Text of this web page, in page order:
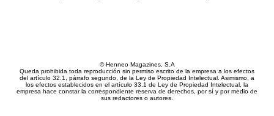
© Henneo Magazines, S.A
Queda prohibida toda reproducción sin permiso escrito de la empresa a los efectos
del artículo 32.1, párrafo segundo, de la Ley de Propiedad Intelectual. Asimismo, a
los efectos establecidos en el artículo 33.1 de Ley de Propiedad Intelectual, la
empresa hace constar la correspondiente reserva de derechos, por sí y por medio de
sus redactores o autores.